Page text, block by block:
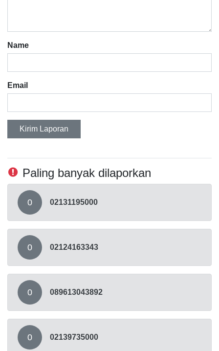
Name
Email
Kirim Laporan
Paling banyak dilaporkan
0 02131195000
0 02124163343
0 089613043892
0 02139735000